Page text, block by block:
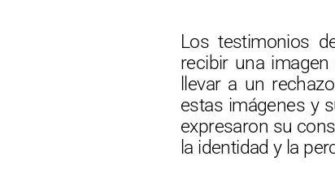
Los testimonios
recibir una
llevar a un
estas imágenes y
expresaron su
la identidad y la